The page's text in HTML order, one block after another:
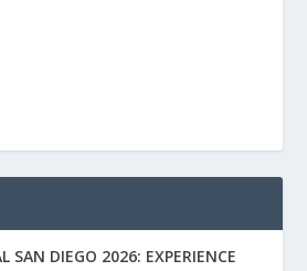
SAN DIEGO 2026: EXPERIENCE